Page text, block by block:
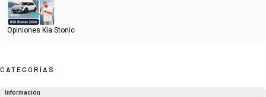
Opiniones Kia Stonic
CATEGORÍAS
Información